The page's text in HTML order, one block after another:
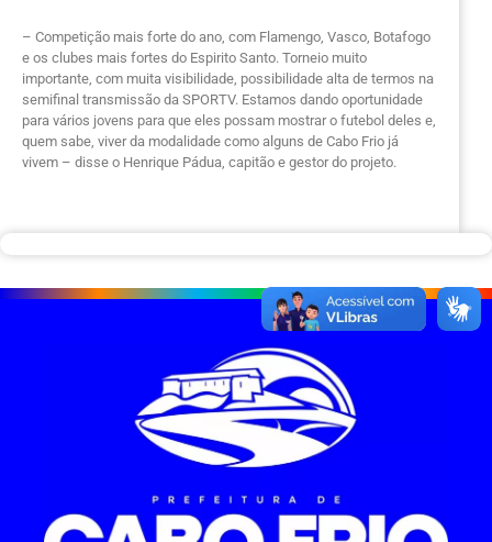
– Competição mais forte do ano, com Flamengo, Vasco, Botafogo
e os clubes mais fortes do Espirito Santo. Torneio muito
importante, com muita visibilidade, possibilidade alta de termos na
semifinal transmissão da SPORTV. Estamos dando oportunidade
para vários jovens para que eles possam mostrar o futebol deles e,
quem sabe, viver da modalidade como alguns de Cabo Frio já
vivem – disse o Henrique Pádua, capitão e gestor do projeto.